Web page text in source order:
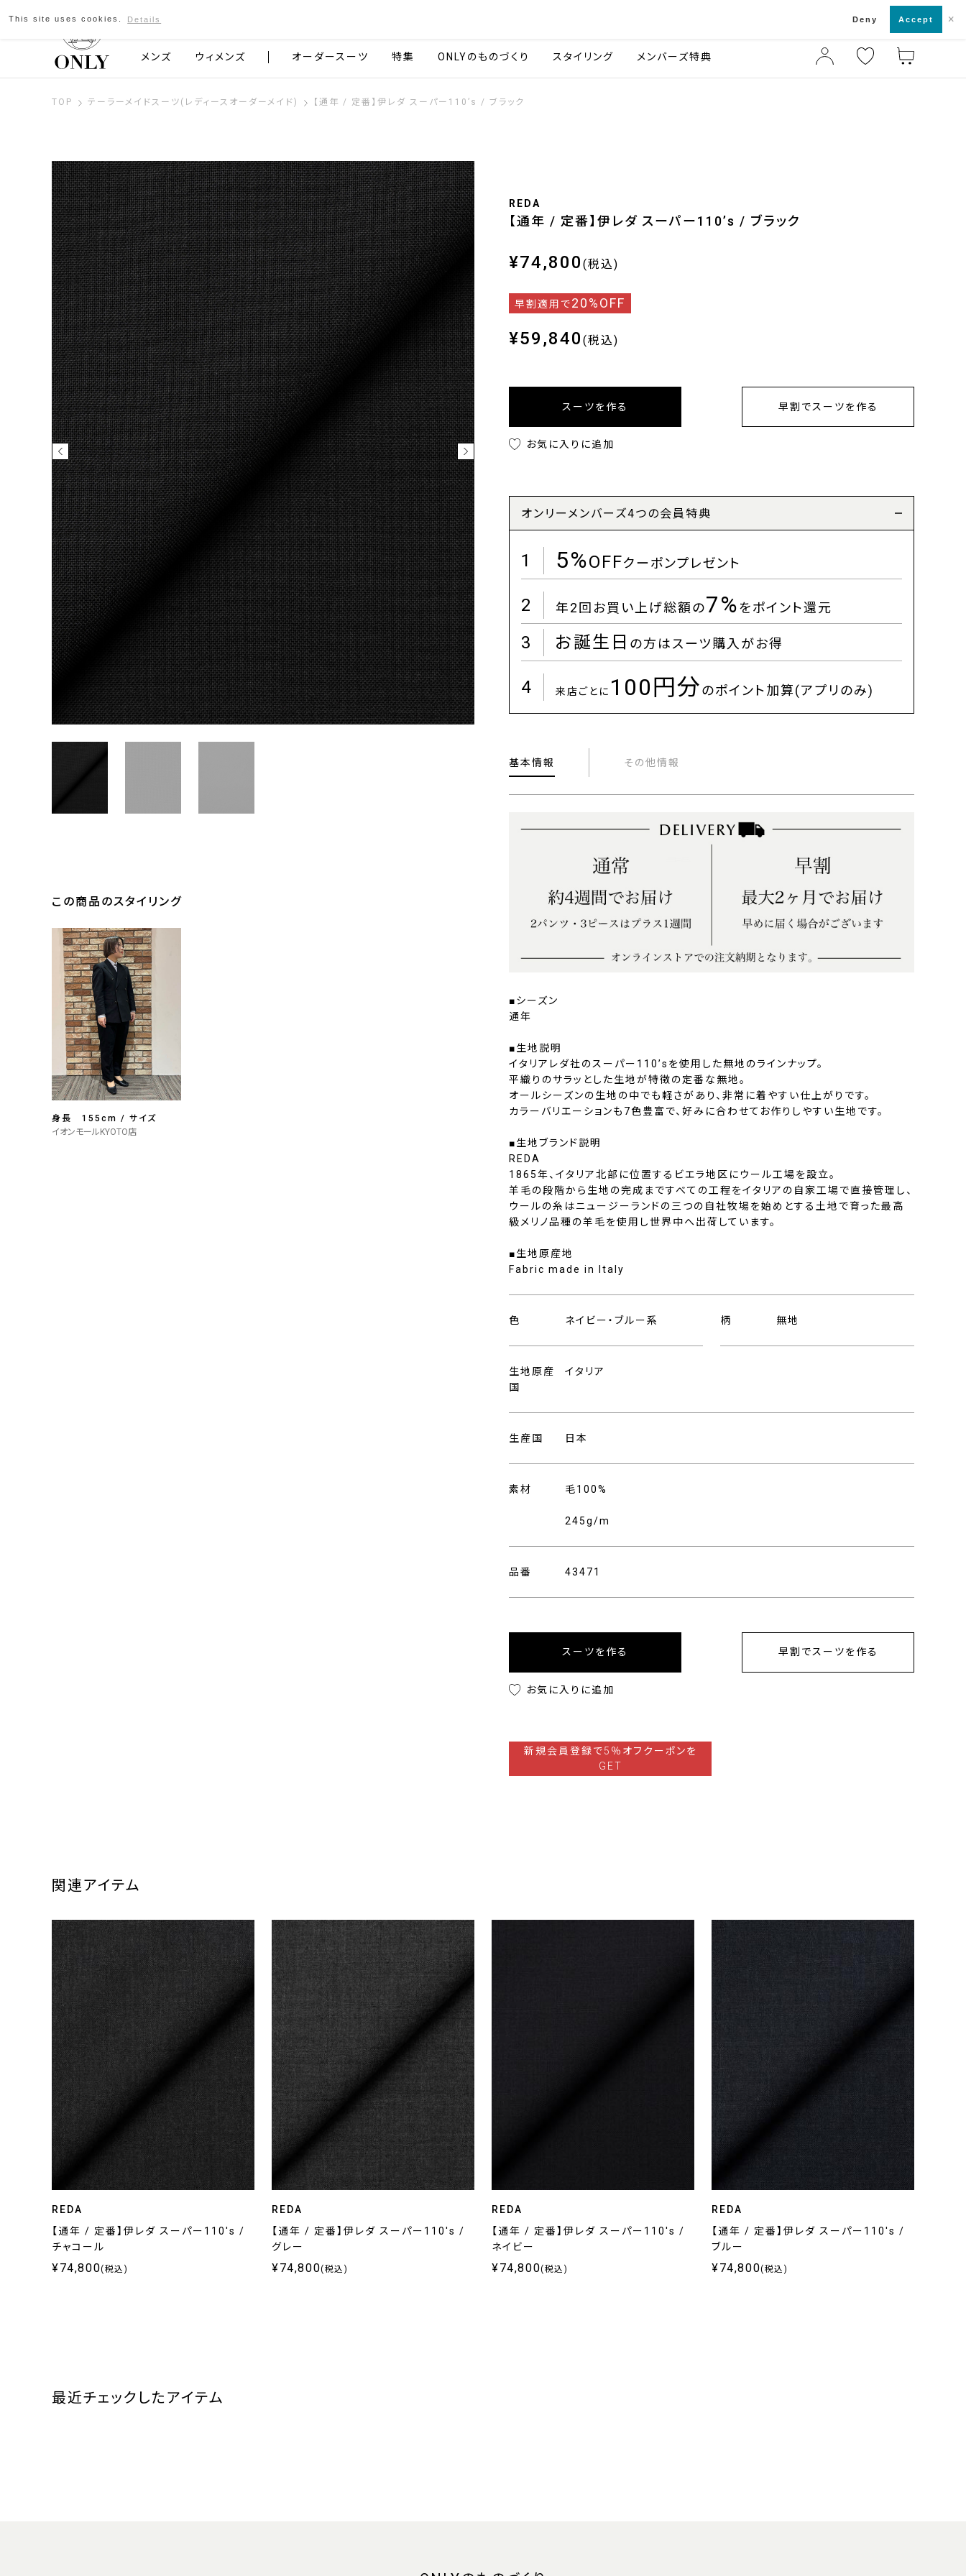
京都発のスーツブランド ONLY
メンズ ウィメンズ オーダースーツ 特集 ONLYのものづくり スタイリング メンバーズ特典
TOP テーラーメイドスーツ(レディースオーダーメイド) 【通年 / 定番】伊レダ スーパー110’s / ブラック
REDA
【通年 / 定番】伊レダ スーパー110’s / ブラック
¥74,800 (税込)
早割適用で20%OFF
¥59,840 (税込)
スーツを作る 早割でスーツを作る
お気に入りに追加
オンリーメンバーズ4つの会員特典
1 5%OFFクーポンプレゼント
2 年2回お買い上げ総額の7%をポイント還元
3 お誕生日 の方はスーツ購入がお得
4 来店ごとに 100円分のポイント加算(アプリのみ)
基本情報 その他情報
■シーズン
通年
■生地説明
イタリアレダ社のスーパー110’sを使用した無地のラインナップ。
平織りのサラッとした生地が特徴の定番な無地。
オールシーズンの生地の中でも軽さがあり、非常に着やすい仕上がりです。
カラーバリエーションも7色豊富で、好みに合わせてお作りしやすい生地です。
■生地ブランド説明
REDA
1865年、イタリア北部に位置するビエラ地区にウール工場を設立。
羊毛の段階から生地の完成まですべての工程をイタリアの自家工場で直接管理し、
ウールの糸はニュージーランドの三つの自社牧場を始めとする土地で育った最高
級メリノ品種の羊毛を使用し世界中へ出荷しています。
■生地原産地
Fabric made in Italy
色 ネイビー・ブルー系 柄 無地
生地原産
国
イタリア
生産国 日本
素材 毛100%
245g/m
品番 43471
スーツを作る 早割でスーツを作る
お気に入りに追加
新規会員登録で5％オフクーポンを
GET
この商品のスタイリング
身長 155cm / サイズ
イオンモールKYOTO店
関連アイテム
REDA
【通年 / 定番】伊レダ スーパー110's /
チャコール
¥74,800(税込)
REDA
【通年 / 定番】伊レダ スーパー110's /
グレー
¥74,800(税込)
REDA
【通年 / 定番】伊レダ スーパー110's /
ネイビー
¥74,800(税込)
REDA
【通年 / 定番】伊レダ スーパー110's /
ブルー
¥74,800(税込)
最近チェックしたアイテム
This site uses cookies. Details Deny Accept ×